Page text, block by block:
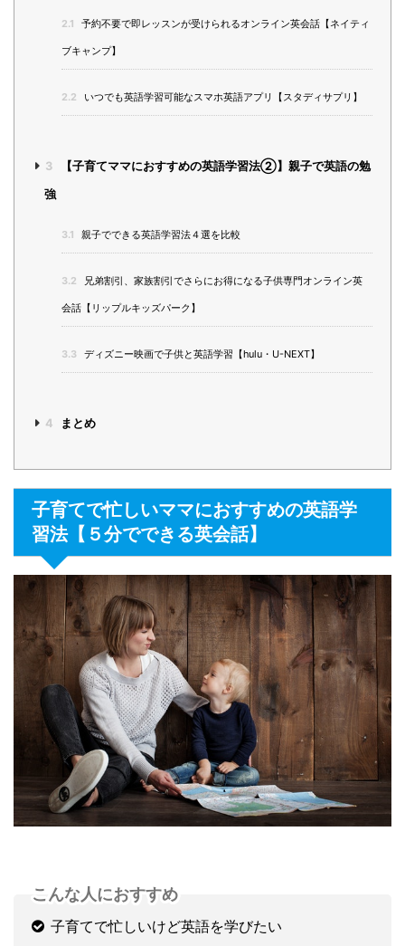
2.1 予約不要で即レッスンが受けられるオンライン英会話【ネイティ
ブキャンプ】
2.2 いつでも英語学習可能なスマホ英語アプリ【スタディサプリ】
3
【子育てママにおすすめの英語学習法②】親子で英語の勉
強
3.1 親子でできる英語学習法４選を比較
3.2 兄弟割引、家族割引でさらにお得になる子供専門オンライン英
会話【リップルキッズパーク】
3.3 ディズニー映画で子供と英語学習【hulu・U-NEXT】
4 まとめ
子育てで忙しいママにおすすめの英語学
習法【５分でできる英会話】
こんな人におすすめ
子育てで忙しいけど英語を学びたい